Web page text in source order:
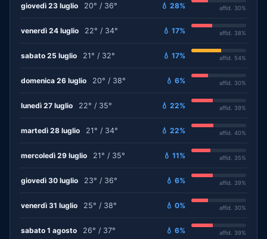
giovedì 23 luglio 20° / 36° 💧 28% affid. 30%
venerdì 24 luglio 22° / 34° 💧 17% affid. 38%
sabato 25 luglio 21° / 32° 💧 17% affid. 54%
domenica 26 luglio 20° / 38° 💧 6% affid. 30%
lunedì 27 luglio 22° / 35° 💧 22% affid. 39%
martedì 28 luglio 21° / 34° 💧 22% affid. 40%
mercoledì 29 luglio 21° / 35° 💧 11% affid. 35%
giovedì 30 luglio 23° / 36° 💧 6% affid. 39%
venerdì 31 luglio 25° / 38° 💧 0% affid. 30%
sabato 1 agosto 26° / 37° 💧 6% affid. 39%